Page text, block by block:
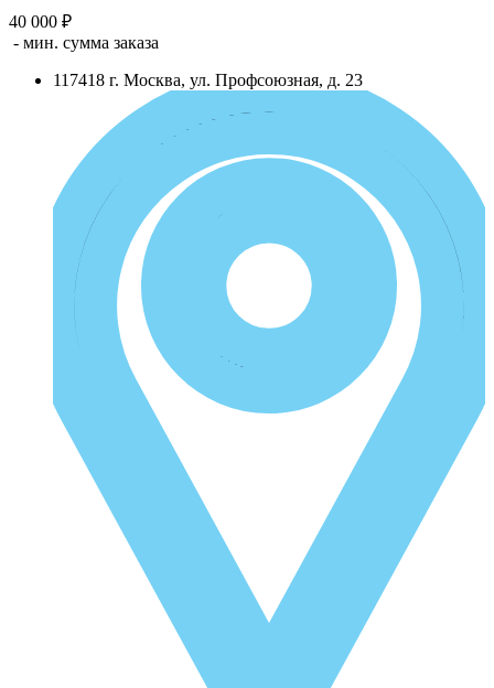
40 000 ₽
- мин. сумма заказа
117418 г. Москва, ул. Профсоюзная, д. 23